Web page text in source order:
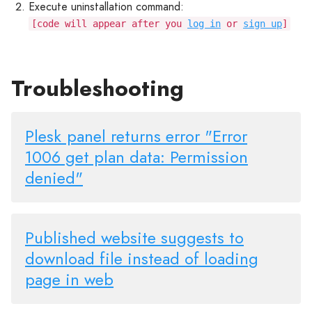
Execute uninstallation command:
[code will appear after you log in or sign up]
Troubleshooting
Plesk panel returns error "Error
1006 get plan data: Permission
denied"
Published website suggests to
download file instead of loading
page in web